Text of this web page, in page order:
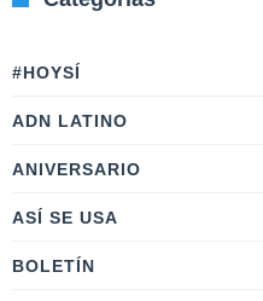
#HOYSÍ
ADN LATINO
ANIVERSARIO
ASÍ SE USA
BOLETÍN